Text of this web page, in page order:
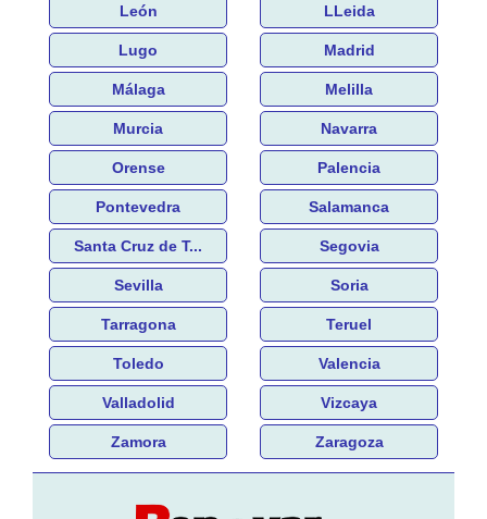
León LLeida
Lugo Madrid
Málaga Melilla
Murcia Navarra
Orense Palencia
Pontevedra Salamanca
Santa Cruz de T... Segovia
Sevilla Soria
Tarragona Teruel
Toledo Valencia
Valladolid Vizcaya
Zamora Zaragoza